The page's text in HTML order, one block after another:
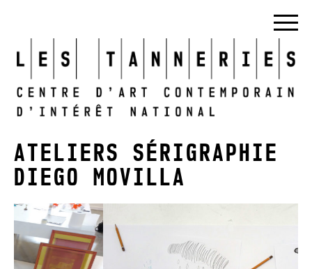
ATELIERS SÉRIGRAPHIE
DIEGO MOVILLA